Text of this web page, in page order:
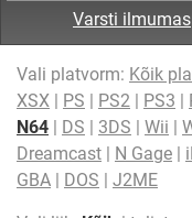
Varsti ilmumas
Vali platvorm: Kõik
XSX | PS | PS2 | PS3 |
N64 | DS | 3DS | Wii |
Dreamcast | N Gage |
GBA | DOS | J2ME